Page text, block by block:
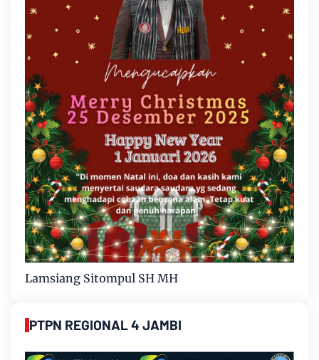
Lamsiang Sitompul SH MH
PTPN REGIONAL 4 JAMBI